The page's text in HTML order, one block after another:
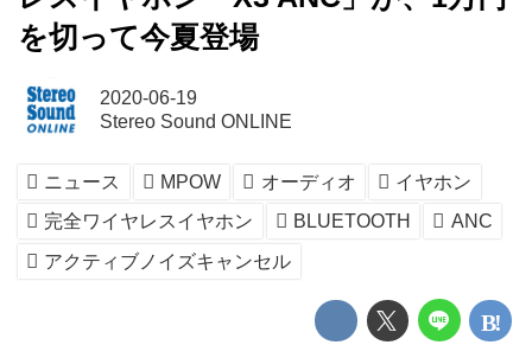
を切って今夏登場
2020-06-19
Stereo Sound ONLINE
ニュース MPOW オーディオ
イヤホン
完全ワイヤレスイヤホン
BLUETOOTH
ANC
アクティブノイズキャンセル